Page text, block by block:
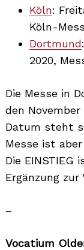
Köln:
Köln-
Dortmund
2020,
Die Messe in
den
Datum steht
Messe ist
Die EINSTIEG
Ergänzung
–
Vocatium
Search
for: